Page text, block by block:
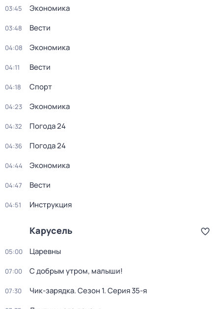
03:45 Экономика
03:48 Вести
04:08 Экономика
04:11 Вести
04:18 Спорт
04:23 Экономика
04:32 Погода 24
04:36 Погода 24
04:44 Экономика
04:47 Вести
04:51 Инструкция
Карусель
05:00 Царевны
07:00 С добрым утром, малыши!
07:30 Чик-зарядка. Сезон 1. Серия 35-я